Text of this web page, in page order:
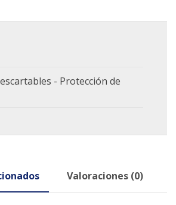
- Protección de
Valoraciones (0)